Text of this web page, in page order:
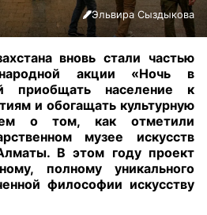
Эльвира Сыздыкова
вновь стали частью
акции «Ночь в
приобщать население к
и обогащать культурную
о том, как отметили
музее искусств
В этом году проект
полному уникального
философии искусству